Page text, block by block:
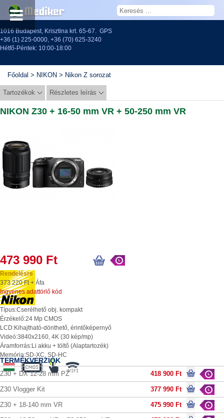
1016 Budapest, Krisztina krt. 65-67. GPS
+36 (1) 225-0000, +36 (70) 625-3240
Hétfő-Péntek: 10:00-18:00
Főoldal > NIKON > Nikon Z sorozat
Tartozékok Részletes leírás
NIKON Z30 + 16-50 mm VR + 50-250 mm VR
473 990 Ft
Rendelésre
373 220 Ft + Áfa
Ingyenes adattörlő kód
Típus:Cserélhető obj. kompakt
Érzékelő:24 Mp CMOS
LCD:Kihajtható-dönthető, érintőképernyő
Videó:3840x2160, 4K (30 kép/mp)
Áramforrás:Li akku + töltő (Alaptartozék)
Memória:SD-XC, SD-HC
TERMÉKVERZIÓK
Z30 + DX 12-28 mm PZ 418 900 Ft
Z30 Vlogger Kit 377 990 Ft
Z30 + 18-140 mm VR 475 990 Ft